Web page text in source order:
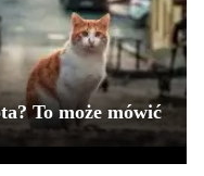
To może mówić